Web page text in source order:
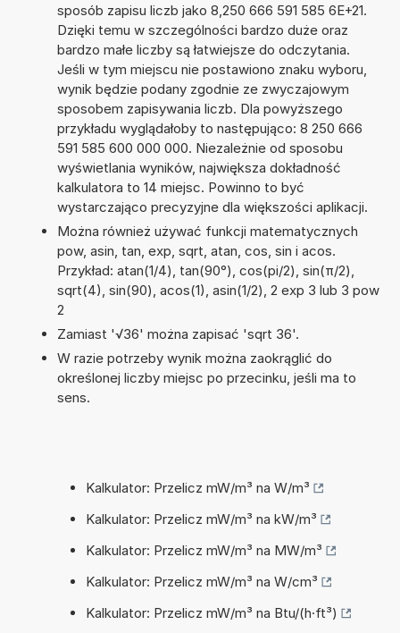
sposób zapisu liczb jako 8,250 666 591 585 6E+21.
Dzięki temu w szczególności bardzo duże oraz
bardzo małe liczby są łatwiejsze do odczytania.
Jeśli w tym miejscu nie postawiono znaku wyboru,
wynik będzie podany zgodnie ze zwyczajowym
sposobem zapisywania liczb. Dla powyższego
przykładu wyglądałoby to następująco: 8 250 666
591 585 600 000 000. Niezależnie od sposobu
wyświetlania wyników, największa dokładność
kalkulatora to 14 miejsc. Powinno to być
wystarczająco precyzyjne dla większości aplikacji.
Można również używać funkcji matematycznych
pow, asin, tan, exp, sqrt, atan, cos, sin i acos.
Przykład: atan(1/4), tan(90°), cos(pi/2), sin(π/2),
sqrt(4), sin(90), acos(1), asin(1/2), 2 exp 3 lub 3 pow
2
Zamiast '√36' można zapisać 'sqrt 36'.
W razie potrzeby wynik można zaokrąglić do
określonej liczby miejsc po przecinku, jeśli ma to
sens.
Kalkulator: Przelicz mW/m³ na W/m³
Kalkulator: Przelicz mW/m³ na kW/m³
Kalkulator: Przelicz mW/m³ na MW/m³
Kalkulator: Przelicz mW/m³ na W/cm³
Kalkulator: Przelicz mW/m³ na Btu/(h·ft³)